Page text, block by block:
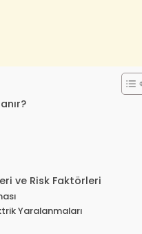
ve Risk Faktörleri
Yaralanmaları